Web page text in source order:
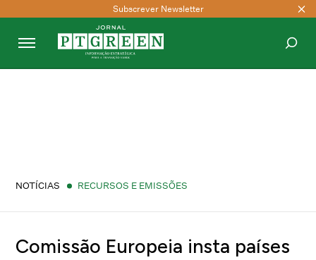
Subscrever Newsletter
NOTÍCIAS RECURSOS E EMISSÕES
Comissão Europeia insta países